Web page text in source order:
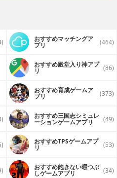
おすすめマッチングア
プリ (464)
おすすめ殿堂入り神アプ
リ (86)
おすすめ育成ゲームア
プリ (373)
おすすめ三国志シミュレ
ーションゲームアプリ (49)
おすすめTPSゲームアプ
リ (53)
おすすめ飽きない暇つぶ
しゲームアプリ (34)